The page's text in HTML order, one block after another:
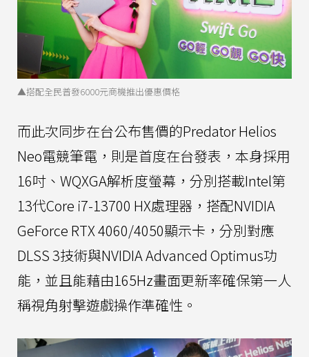
▲搭配全民普發6000元商機推出優惠價格
而此次同步在台公布售價的Predator Helios
Neo電競筆電，則是首度在台發表，本身採用
16吋、WQXGA解析度螢幕，分別搭載Intel第
13代Core i7-13700 HX處理器，搭配NVIDIA
GeForce RTX 4060/4050顯示卡，分別對應
DLSS 3技術與NVIDIA Advanced Optimus功
能，並且能藉由165Hz畫面更新率確保第一人
稱視角射擊遊戲操作準確性。